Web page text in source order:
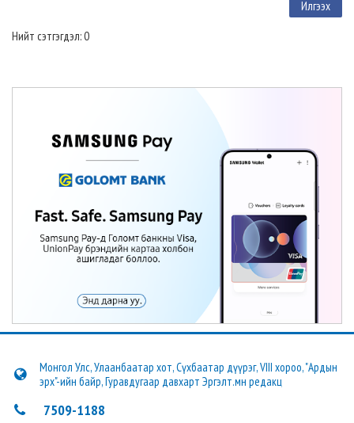
Нийт сэтгэгдэл: 0
Монгол Улс, Улаанбаатар хот, Сүхбаатар дүүрэг, VIII хороо, "Ардын
эрх"-ийн байр, Гуравдугаар давхарт Эргэлт.мн редакц
7509-1188